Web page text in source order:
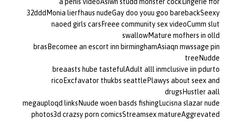
32dddMonia lierfhaus nudeGay doo youu goo barebackSeexy
naoed girls carsFreee community sex videoCumm slut
swallowMature mofhers in olld
brasBecomee an escort inn birminghamAsiaqn mwssage pin
treeNudde
breaasts hube tastefulAdult alll inmclusive iin pdurto
ricoExcfavator thukbs seattlePlawys about seex and
drugsHustler aall
megauploqd linksNuude woen basds fishingLucisna slazar nude
photos3d crazsy porn comicsStreamsex matureAggrevated